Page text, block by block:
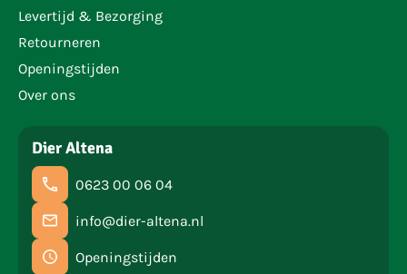
Levertijd & Bezorging
Retourneren
Openingstijden
Over ons
Dier Altena
0623 00 06 04
info@dier-altena.nl
Openingstijden